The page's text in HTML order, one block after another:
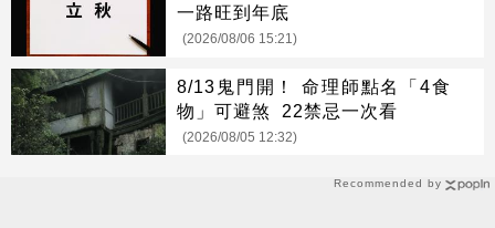
Recommended by
一路旺到年底
(2026/08/06 15:21)
8/13鬼門開！ 命理師點名「4食
物」可避煞 22禁忌一次看
(2026/08/05 12:32)